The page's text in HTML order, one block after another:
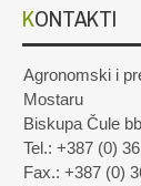
KONTAKTI
Agronomski i
Mostaru
Biskupa Čule
Tel.: +387 (0)
Fax.: +387 (0)